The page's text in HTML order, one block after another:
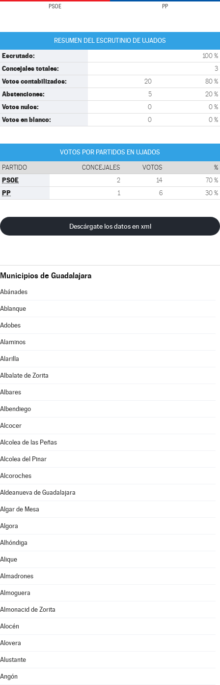
PSOE PP
RESUMEN DEL ESCRUTINIO DE UJADOS
Escrutado: 100 %
Concejales totales: 3
Votos contabilizados: 20 80 %
Abstenciones: 5 20 %
Votos nulos: 0 0 %
Votos en blanco: 0 0 %
VOTOS POR PARTIDOS EN UJADOS
PARTIDO CONCEJALES VOTOS %
PSOE 2 14 70 %
PP 1 6 30 %
Descárgate los datos en xml
Municipios de Guadalajara
Abánades
Ablanque
Adobes
Alaminos
Alarilla
Albalate de Zorita
Albares
Albendiego
Alcocer
Alcolea de las Peñas
Alcolea del Pinar
Alcoroches
Aldeanueva de Guadalajara
Algar de Mesa
Algora
Alhóndiga
Alique
Almadrones
Almoguera
Almonacid de Zorita
Alocén
Alovera
Alustante
Angón